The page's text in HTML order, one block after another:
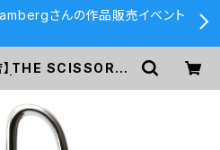
さんの作品販売イベント
】THE SCISSORS